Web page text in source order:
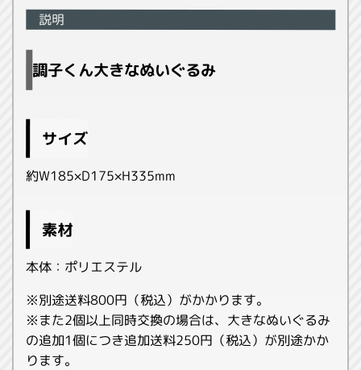
説明
調子くん大きなぬいぐるみ
サイズ
約W185×D175×H335mm
素材
本体：ポリエステル
※別途送料800円（税込）がかかります。
※また2個以上同時交換の場合は、大きなぬいぐるみ
の追加1個につき追加送料250円（税込）が別途かか
ります。